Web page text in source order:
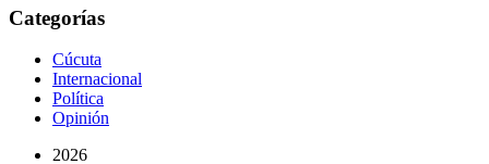
Categorías
Cúcuta
Internacional
Política
Opinión
2026